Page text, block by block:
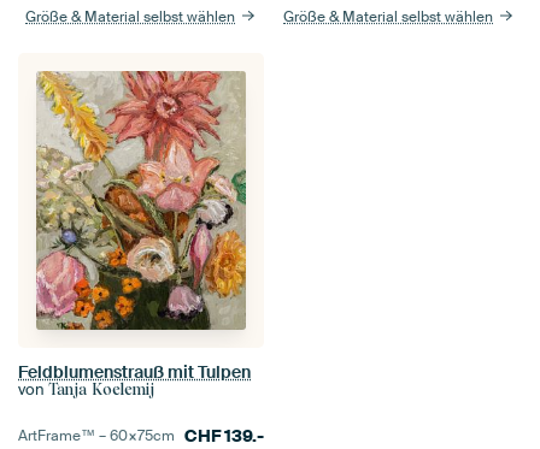
Größe & Material selbst wählen Größe & Material selbst wählen
Feldblumenstrauß mit Tulpen
von Tanja Koelemij
ArtFrame™ –60×75cm CHF139.-